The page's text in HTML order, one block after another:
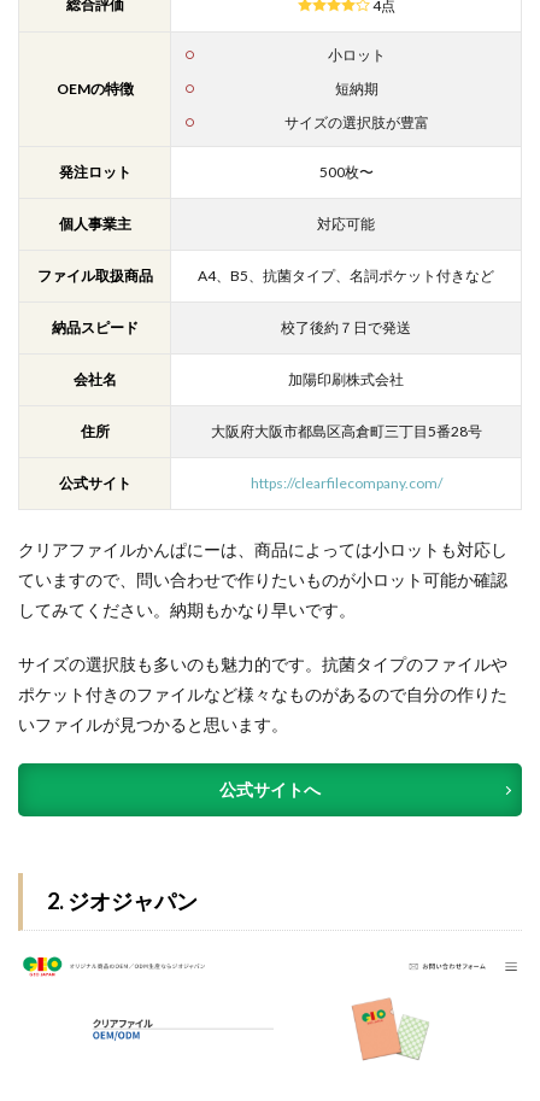
総合評価 4点
OEMの特徴
小ロット
短納期
サイズの選択肢が豊富
発注ロット 500枚〜
個人事業主 対応可能
ファイル取扱商品 A4、B5、抗菌タイプ、名詞ポケット付きなど
納品スピード 校了後約７日で発送
会社名 加陽印刷株式会社
住所 大阪府大阪市都島区高倉町三丁目5番28号
公式サイト https://clearfilecompany.com/
クリアファイルかんぱにーは、商品によっては小ロットも対応し
ていますので、問い合わせで作りたいものが小ロット可能か確認
してみてください。納期もかなり早いです。
サイズの選択肢も多いのも魅力的です。抗菌タイプのファイルや
ポケット付きのファイルなど様々なものがあるので自分の作りた
いファイルが見つかると思います。
公式サイトへ
2. ジオジャパン